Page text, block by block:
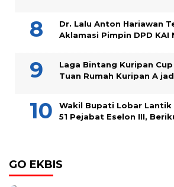
Dr. Lalu Anton Hariawan
Aklamasi Pimpin DPD KAI
Laga Bintang Kuripan Cup
Tuan Rumah Kuripan A
Wakil Bupati Lobar Lantik
51 Pejabat Eselon III,
GO EKBIS